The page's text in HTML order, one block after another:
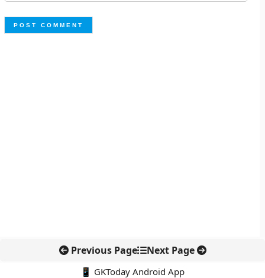
Previous Page Next Page
📱 GKToday Android App